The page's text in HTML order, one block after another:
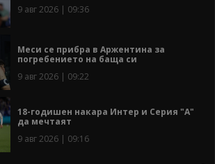
9 авг 2026 | 09:36
Меси се прибра в Аржентина за
погребението на баща си
9 авг 2026 | 09:22
18-годишен накара Интер и Серия "А"
да мечтаят
9 авг 2026 | 09:16